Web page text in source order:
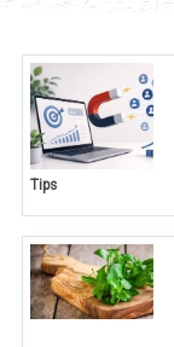
Tips